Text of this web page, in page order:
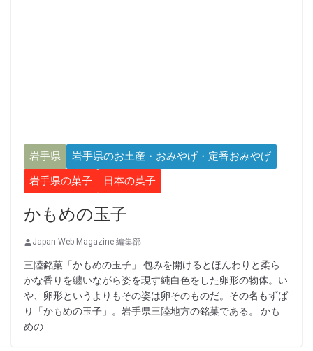
岩手県
岩手県のお土産・おみやげ・定番おみやげ
岩手県の菓子
日本の菓子
かもめの玉子
Japan Web Magazine 編集部
三陸銘菓「かもめの玉子」 包みを開けるとほんわりと柔ら
かな香りを纏いながら姿を現す純白色をした卵形の物体。い
や、卵形というよりもその姿は卵そのものだ。その名もずば
り「かもめの玉子」。岩手県三陸地方の銘菓である。 かも
めの